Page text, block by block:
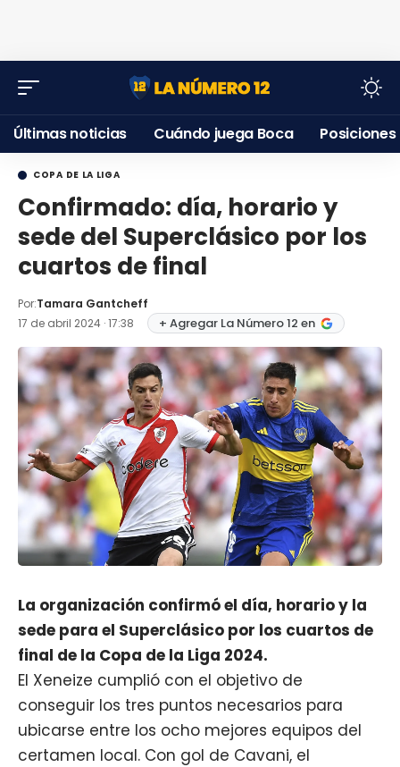
Últimas noticias Cuándo juega Boca Posiciones
COPA DE LA LIGA
Confirmado: día, horario y
sede del Superclásico por los
cuartos de final
Por:Tamara Gantcheff
17 de abril 2024 · 17:38
+ Agregar La Número 12 en
La organización confirmó el día, horario y la
sede para el Superclásico por los cuartos de
final de la Copa de la Liga 2024.
El Xeneize cumplió con el objetivo de
conseguir los tres puntos necesarios para
ubicarse entre los ocho mejores equipos del
certamen local. Con gol de Cavani, el